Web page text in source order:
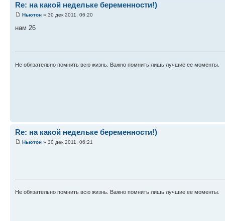
Re: на какой недельке беременности!)
Ньютон » 30 дек 2011, 06:20
нам 26
Не обязательно помнить всю жизнь. Важно помнить лишь лучшие ее моменты.
Re: на какой недельке беременности!)
Ньютон » 30 дек 2011, 06:21
Не обязательно помнить всю жизнь. Важно помнить лишь лучшие ее моменты.